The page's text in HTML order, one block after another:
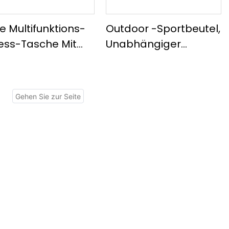
Multifunktions-
Tasche Mit
Einfache
Outdoor -Sportbeutel,
Unabhängiger